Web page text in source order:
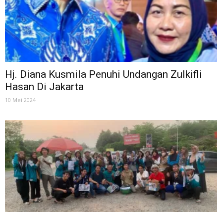
Hj. Diana Kusmila Penuhi Undangan Zulkifli
Hasan Di Jakarta
10 Mei 2024